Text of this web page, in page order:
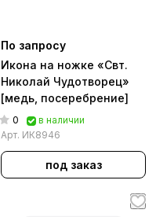
По запросу
Икона на ножке «Свт.
Николай Чудотворец»
[медь, посеребрение]
0
в наличии
Арт. ИК8946
под заказ